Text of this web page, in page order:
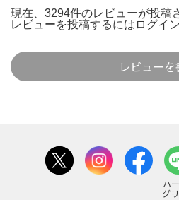
現在、3294件のレビューが投稿
レビューを投稿するには ログイン
レビューを
ハ
グ